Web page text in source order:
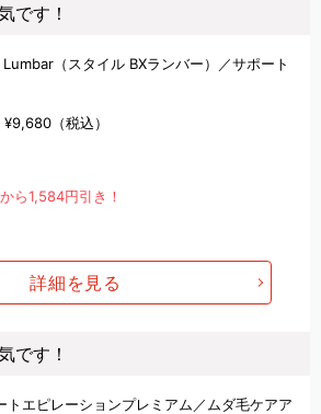
です！
Lumbar（スタイル BXランバー）／サポート
¥9,680 （税込）
ら1,584円引き！
詳細を見る
です！
トエピレーションプレミアム／ムダ毛ケアア